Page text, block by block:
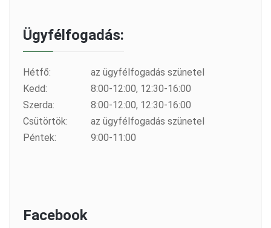
Ügyfélfogadás:
Hétfő:
az ügyfélfogadás szünetel
Kedd:
8:00-12:00, 12:30-16:00
Szerda:
8:00-12:00, 12:30-16:00
Csütörtök:
az ügyfélfogadás szünetel
Péntek:
9:00-11:00
Facebook